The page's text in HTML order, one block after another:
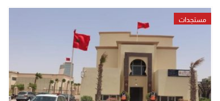
مستجدات